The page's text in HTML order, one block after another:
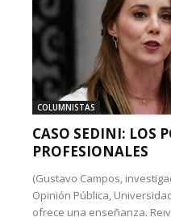
COLUMNISTAS
CASO SEDINI: LOS
PROFESIONALES
(Gustavo Campos,
Opinión Pública,
ofrece una enseñanza.